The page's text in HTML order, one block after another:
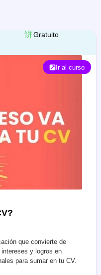
Gratuito
Ir al curso
que convierte de
y logros en
para sumar en tu CV.